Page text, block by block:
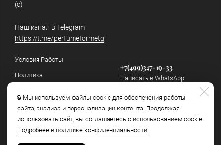
🔒 Мы используем файлы cookie для обеспечения работы
сайта, анализа и персонализации контента. Продолжая
использовать сайт, вы соглашаетесь с использованием cookie.
Подробнее в политике конфиденциальности
(c)
Наш канал в Telegram
https://t.me/perfumeformetg
Условия Работы
Политика
обработки персональных
данных
Как отличить подделку
+7(499)347-19-33
Написать в WhatsApp
info@perfumeforme.ru